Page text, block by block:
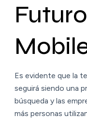
Es evidente que la
seguirá siendo una
búsqueda y las
más personas